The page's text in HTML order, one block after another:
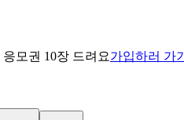
응모권 10장 드려요가입하러 가기